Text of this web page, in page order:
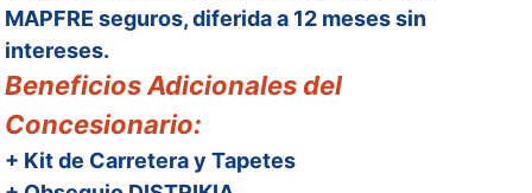
MAPFRE seguros, diferida a 12 meses sin
intereses.
Beneficios Adicionales del
Concesionario:
+ Kit de Carretera y Tapetes